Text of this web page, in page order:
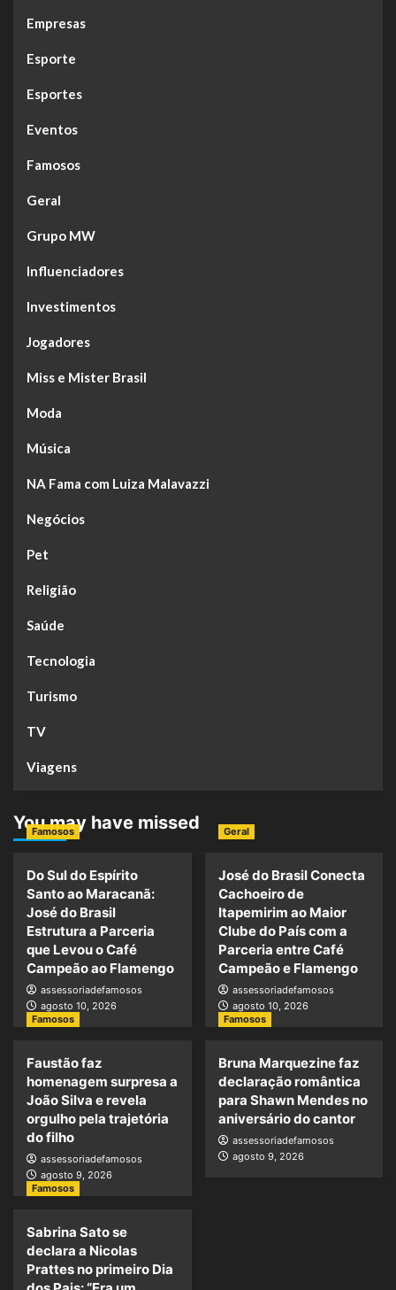
Empresas
Esporte
Esportes
Eventos
Famosos
Geral
Grupo MW
Influenciadores
Investimentos
Jogadores
Miss e Mister Brasil
Moda
Música
NA Fama com Luiza Malavazzi
Negócios
Pet
Religião
Saúde
Tecnologia
Turismo
TV
Viagens
You may have missed
Famosos
Do Sul do Espírito
Santo ao Maracanã:
José do Brasil
Estrutura a Parceria
que Levou o Café
Campeão ao Flamengo
assessoriadefamosos
agosto 10, 2026
Geral
José do Brasil Conecta
Cachoeiro de
Itapemirim ao Maior
Clube do País com a
Parceria entre Café
Campeão e Flamengo
assessoriadefamosos
agosto 10, 2026
Famosos
Faustão faz
homenagem surpresa a
João Silva e revela
orgulho pela trajetória
do filho
assessoriadefamosos
agosto 9, 2026
Famosos
Bruna Marquezine faz
declaração romântica
para Shawn Mendes no
aniversário do cantor
assessoriadefamosos
agosto 9, 2026
Famosos
Sabrina Sato se
declara a Nicolas
Prattes no primeiro Dia